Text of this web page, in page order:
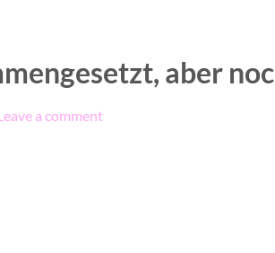
aber
a comment